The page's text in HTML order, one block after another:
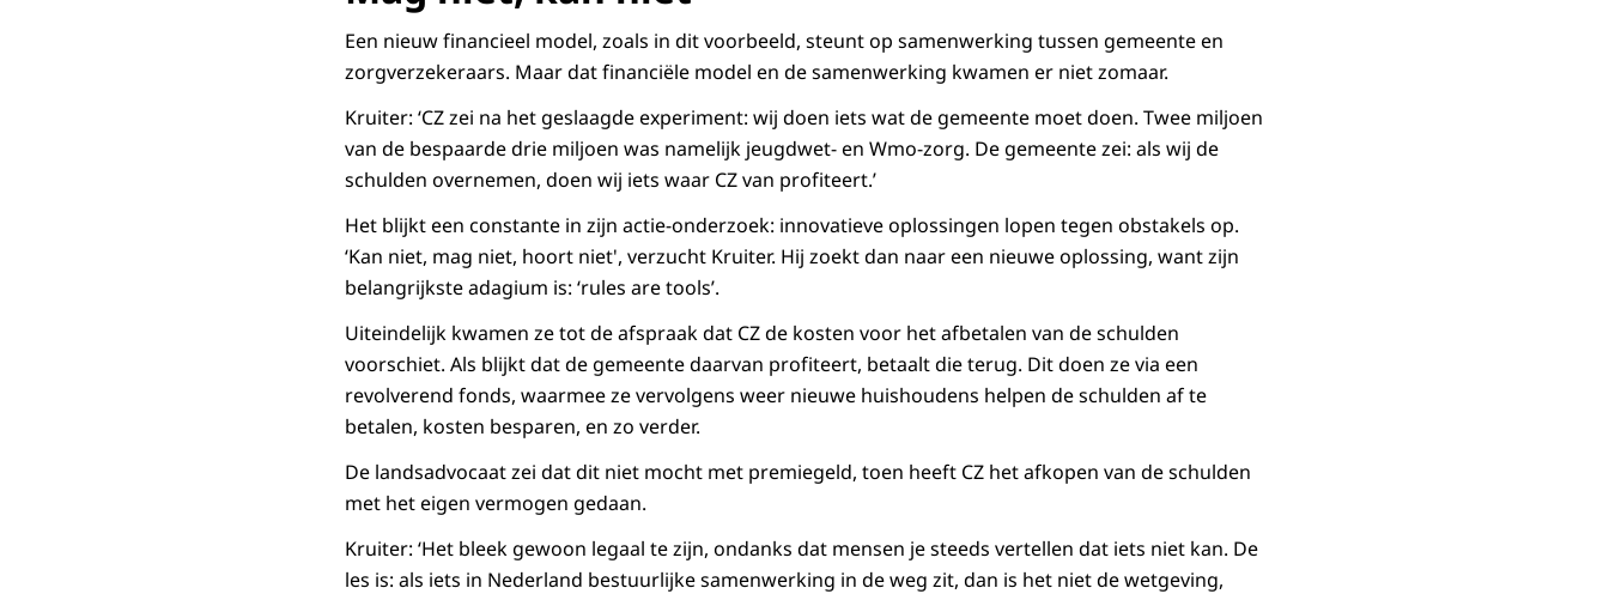
Een nieuw financieel model, zoals in dit voorbeeld, steunt op samenwerking tussen gemeente en
zorgverzekeraars. Maar dat financiële model en de samenwerking kwamen er niet zomaar.
Kruiter: ‘CZ zei na het geslaagde experiment: wij doen iets wat de gemeente moet doen. Twee miljoen
van de bespaarde drie miljoen was namelijk jeugdwet- en Wmo-zorg. De gemeente zei: als wij de
schulden overnemen, doen wij iets waar CZ van profiteert.’
Het blijkt een constante in zijn actie-onderzoek: innovatieve oplossingen lopen tegen obstakels op.
‘Kan niet, mag niet, hoort niet', verzucht Kruiter. Hij zoekt dan naar een nieuwe oplossing, want zijn
belangrijkste adagium is: ‘rules are tools’.
Uiteindelijk kwamen ze tot de afspraak dat CZ de kosten voor het afbetalen van de schulden
voorschiet. Als blijkt dat de gemeente daarvan profiteert, betaalt die terug. Dit doen ze via een
revolverend fonds, waarmee ze vervolgens weer nieuwe huishoudens helpen de schulden af te
betalen, kosten besparen, en zo verder.
De landsadvocaat zei dat dit niet mocht met premiegeld, toen heeft CZ het afkopen van de schulden
met het eigen vermogen gedaan.
Kruiter: ‘Het bleek gewoon legaal te zijn, ondanks dat mensen je steeds vertellen dat iets niet kan. De
les is: als iets in Nederland bestuurlijke samenwerking in de weg zit, dan is het niet de wetgeving,